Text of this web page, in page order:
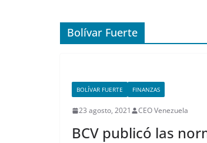
Bolívar Fuerte
BOLÍVAR FUERTE FINANZAS
23 agosto, 2021 CEO Venezuela
BCV publicó las